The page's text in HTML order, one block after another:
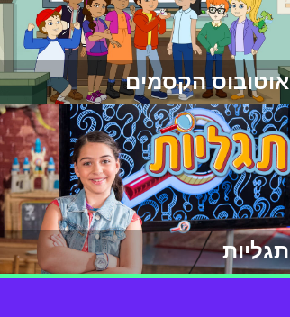
אוטובוס הקסמים
תגליות